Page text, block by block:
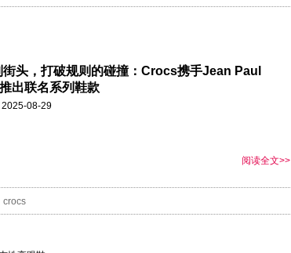
街头，打破规则的碰撞：Crocs携手Jean Paul
出联名系列鞋款
2025-08-29
阅读全文>>
crocs